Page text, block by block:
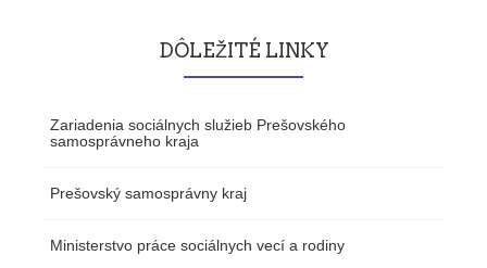
DÔLEŽITÉ LINKY
Zariadenia sociálnych služieb Prešovského
samosprávneho kraja
Prešovský samosprávny kraj
Ministerstvo práce sociálnych vecí a rodiny